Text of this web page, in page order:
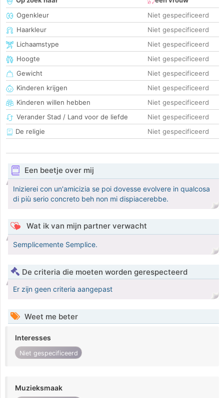
Ogenkleur
Niet gespecificeerd
Haarkleur
Niet gespecificeerd
Lichaamstype
Niet gespecificeerd
Hoogte
Niet gespecificeerd
Gewicht
Niet gespecificeerd
Kinderen krijgen
Niet gespecificeerd
Kinderen willen hebben
Niet gespecificeerd
Verander Stad / Land voor de liefde
Niet gespecificeerd
De religie
Niet gespecificeerd
Een beetje over mij
Inizierei con un'amicizia se poi dovesse evolvere in qualcosa
di più serio concreto beh non mi dispiacerebbe.
Wat ik van mijn partner verwacht
Semplicemente Semplice.
De criteria die moeten worden gerespecteerd
Er zijn geen criteria aangepast
Weet me beter
Interesses
Niet gespecificeerd
Muzieksmaak